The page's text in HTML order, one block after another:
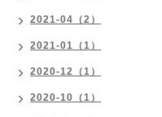
2021-04（2）
2021-01（1）
2020-12（1）
2020-10（1）